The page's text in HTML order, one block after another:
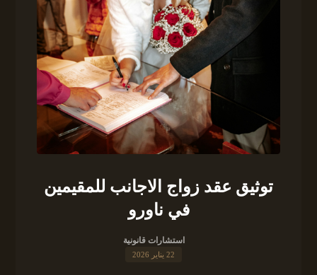
توثيق عقد زواج الاجانب للمقيمين
في ناورو
استشارات قانونية
22 يناير 2026